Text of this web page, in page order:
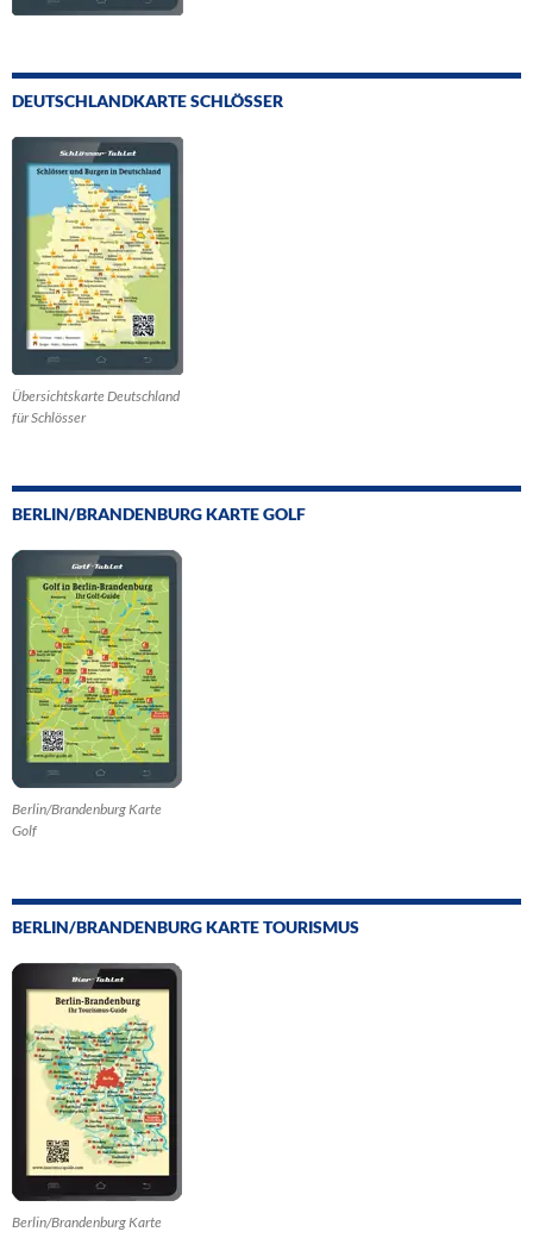
DEUTSCHLANDKARTE SCHLÖSSER
Übersichtskarte Deutschland
für Schlösser
BERLIN/BRANDENBURG KARTE GOLF
Berlin/Brandenburg Karte
Golf
BERLIN/BRANDENBURG KARTE TOURISMUS
Berlin/Brandenburg Karte